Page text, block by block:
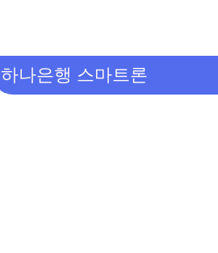
하나은행 스마트론